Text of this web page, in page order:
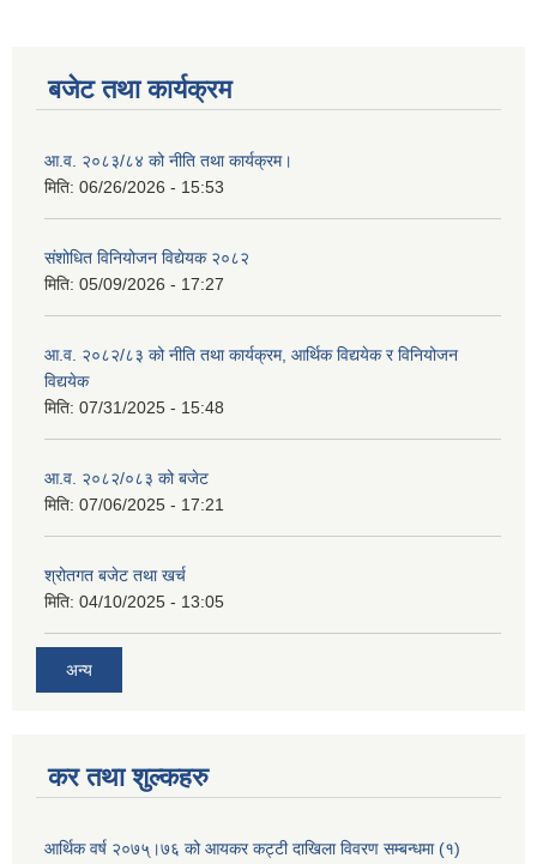
बजेट तथा कार्यक्रम
आ.व. २०८३/८४ को नीति तथा कार्यक्रम।
मिति: 06/26/2026 - 15:53
संशोधित विनियोजन विद्येयक २०८२
मिति: 05/09/2026 - 17:27
आ.व. २०८२/८३ को नीति तथा कार्यक्रम, आर्थिक विद्ययेक र विनियोजन
विद्ययेक
मिति: 07/31/2025 - 15:48
आ.व. २०८२/०८३ को बजेट
मिति: 07/06/2025 - 17:21
श्रोतगत बजेट तथा खर्च
मिति: 04/10/2025 - 13:05
अन्य
कर तथा शुल्कहरु
आर्थिक वर्ष २०७५्।७६ को आयकर कट्टी दाखिला विवरण सम्बन्धमा (१)